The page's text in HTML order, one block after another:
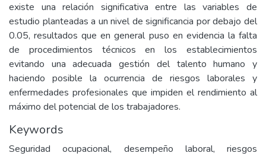
existe una relación significativa entre las variables de
estudio planteadas a un nivel de significancia por debajo del
0.05, resultados que en general puso en evidencia la falta
de procedimientos técnicos en los establecimientos
evitando una adecuada gestión del talento humano y
haciendo posible la ocurrencia de riesgos laborales y
enfermedades profesionales que impiden el rendimiento al
máximo del potencial de los trabajadores.
Keywords
Seguridad ocupacional, desempeño laboral, riesgos